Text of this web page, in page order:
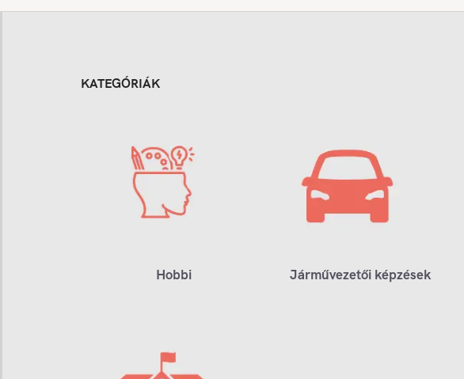
KATEGÓRIÁK
Hobbi Járművezetői képzések